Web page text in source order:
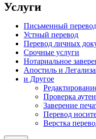
Услуги
Письменный
Устный перевод
Перевод личных
Срочные услуги
Нотариальное
Апостиль и
и Другое
Проверка
Заверение
Перевод
Верстка